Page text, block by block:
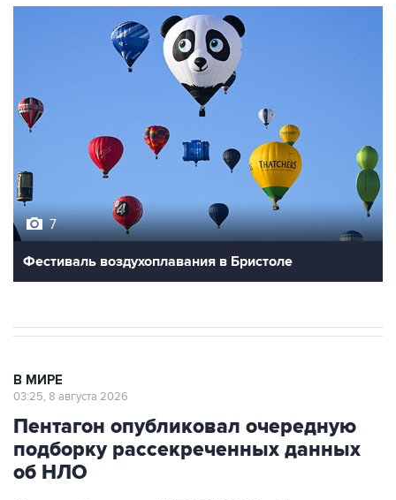
7
Фестиваль воздухоплавания в Бристоле
В МИРЕ
03:25, 8 августа 2026
Пентагон опубликовал очередную
подборку рассекреченных данных
об НЛО